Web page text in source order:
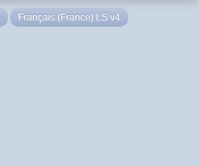
Français (France) LS v4